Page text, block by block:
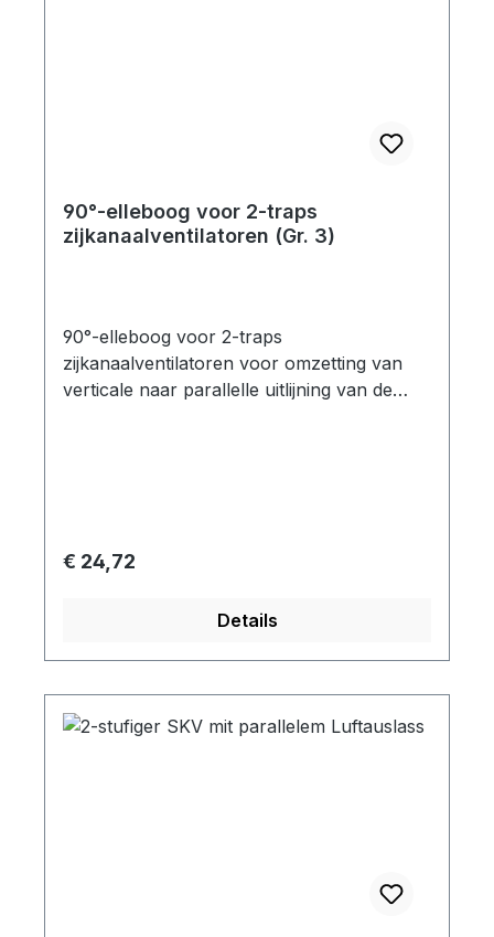
90°-elleboog voor 2-traps
zijkanaalventilatoren (Gr. 3)
90°-elleboog voor 2-traps
zijkanaalventilatoren voor omzetting van
verticale naar parallelle uitlijning van de
Normale prijs:
€ 24,72
Details